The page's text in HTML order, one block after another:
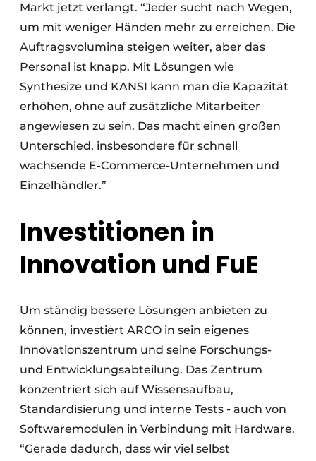
Markt jetzt verlangt. “Jeder sucht nach Wegen,
um mit weniger Händen mehr zu erreichen. Die
Auftragsvolumina steigen weiter, aber das
Personal ist knapp. Mit Lösungen wie
Synthesize und KANSI kann man die Kapazität
erhöhen, ohne auf zusätzliche Mitarbeiter
angewiesen zu sein. Das macht einen großen
Unterschied, insbesondere für schnell
wachsende E-Commerce-Unternehmen und
Einzelhändler.”
Investitionen in
Innovation und FuE
Um ständig bessere Lösungen anbieten zu
können, investiert ARCO in sein eigenes
Innovationszentrum und seine Forschungs-
und Entwicklungsabteilung. Das Zentrum
konzentriert sich auf Wissensaufbau,
Standardisierung und interne Tests - auch von
Softwaremodulen in Verbindung mit Hardware.
“Gerade dadurch, dass wir viel selbst